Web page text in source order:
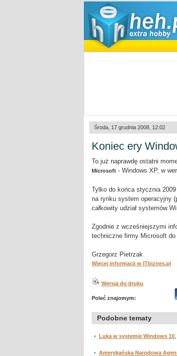
Środa, 17 grudnia 2008, 12:02
Koniec ery
To już naprawdę ostatni
Microsoft - Windows XP, w
Tylko do końca stycznia
na rynku system operacyjny
całkowity udział systemów
Zgodnie z wcześniejszymi
techniczne firmy Microsoft do
Grzegorz Pietrzak
Więcej informacji w ITbiznes.pl
Wersja do druku
Poleć znajomym:
Podobne tematy
Luka w systemie Windows 10
Amerykańska Narodowa